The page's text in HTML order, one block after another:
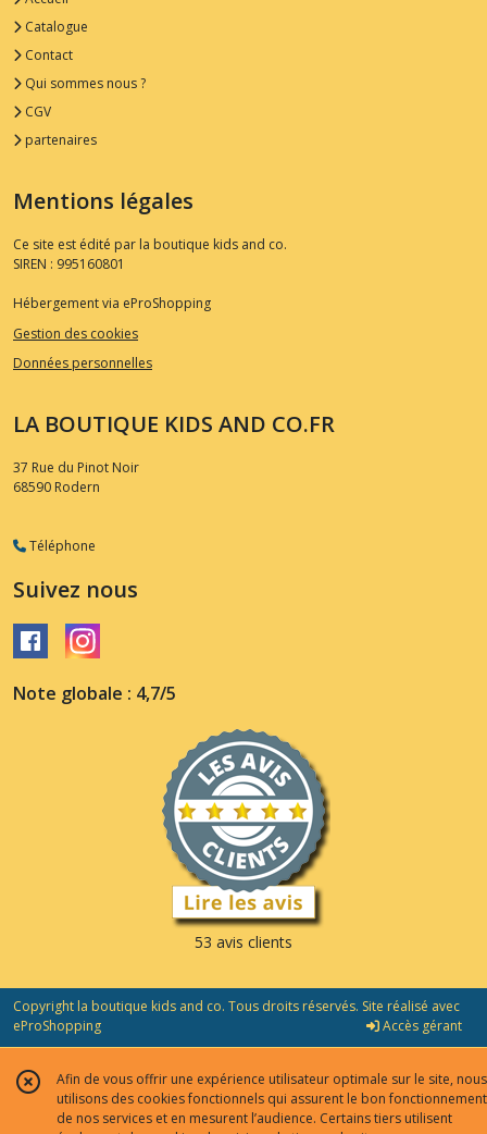
Catalogue
Contact
Qui sommes nous ?
CGV
partenaires
Mentions légales
Ce site est édité par la boutique kids and co.
SIREN : 995160801
Hébergement via eProShopping
Gestion des cookies
Données personnelles
LA BOUTIQUE KIDS AND CO.FR
37 Rue du Pinot Noir
68590 Rodern
Téléphone
Suivez nous
Note globale : 4,7/5
53 avis clients
Copyright la boutique kids and co. Tous droits réservés. Site réalisé avec
eProShopping
Accès gérant
Afin de vous offrir une expérience utilisateur optimale sur le site, nous
utilisons des cookies fonctionnels qui assurent le bon fonctionnement
de nos services et en mesurent l’audience. Certains tiers utilisent